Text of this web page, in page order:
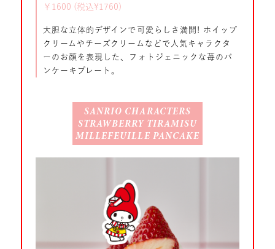
￥1600 (税込¥1760)
大胆な立体的デザインで可愛らしさ満開! ホイップ
クリームやチーズクリームなどで人気キャラクタ
ーのお顔を表現した、フォトジェニックな苺のパ
ンケーキプレート。
SANRIO CHARACTERS
STRAWBERRY TIRAMISU
MILLEFEUILLE PANCAKE